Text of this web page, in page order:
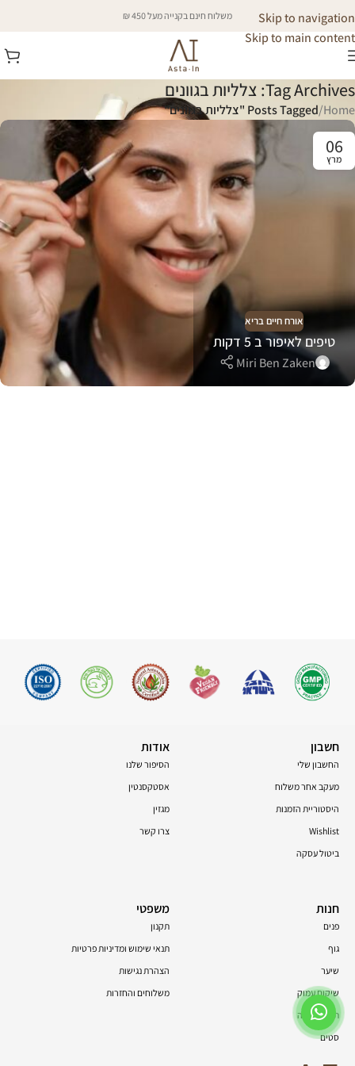
Skip to navigation
Skip to main content
משלוח חינם בקנייה מעל 450 ₪
Tag Archives: צלליות בגוונים
Home
/Posts Tagged "צלליות בגוונים"
06
מרץ
אורח חיים בריא
טיפים לאיפור ב 5 דקות
Miri Ben Zaken
חשבון
החשבון שלי
מעקב אחר משלוח
היסטוריית הזמנות
Wishlist
ביטול עסקה
אודות
הסיפור שלנו
אסטקסנטין
מגזין
צרו קשר
חנות
פנים
גוף
שיער
שיקום עמוק
תוספי תזונה
סטים
משפטי
תקנון
תנאי שימוש ומדיניות פרטיות
הצהרת נגישות
משלוחים והחזרות